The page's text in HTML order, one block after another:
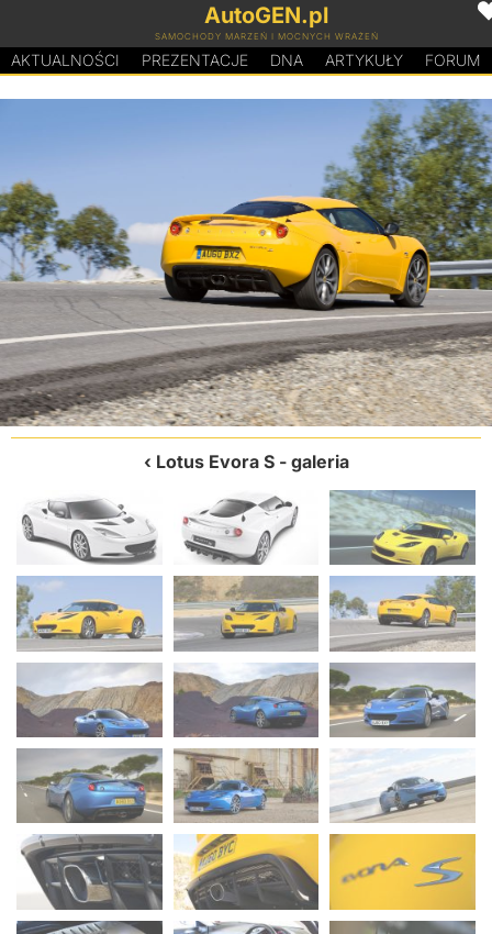
AutoGEN.pl
SAMOCHODY MARZEŃ I MOCNYCH WRAŻEŃ
AKTUALNOŚCI PREZENTACJE DNA ARTYKUŁY FORUM
Lotus Evora S- galeria